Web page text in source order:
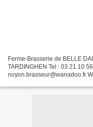
Ferme-Brasserie de BELLE
TARDINGHEN Tel : 03 21 10
noyon.brasseur@wanadoo.fr